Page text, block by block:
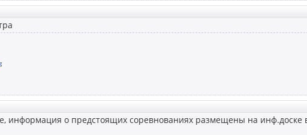
информация о предстоящих соревнованиях размещены на инф.доске